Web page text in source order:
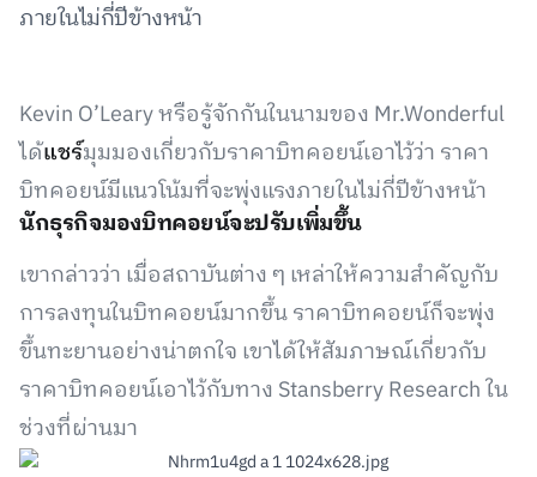
ภายในไม่กี่ปีข้างหน้า
Kevin O’Leary หรือรู้จักกันในนามของ Mr.Wonderful
ได้แชร์มุมมองเกี่ยวกับราคาบิทคอยน์เอาไว้ว่า ราคา
บิทคอยน์มีแนวโน้มที่จะพุ่งแรงภายในไม่กี่ปีข้างหน้า
นักธุรกิจมองบิทคอยน์จะปรับเพิ่มขึ้น
เขากล่าวว่า เมื่อสถาบันต่าง ๆ เหล่าให้ความสำคัญกับ
การลงทุนในบิทคอยน์มากขึ้น ราคาบิทคอยน์ก็จะพุ่ง
ขึ้นทะยานอย่างน่าตกใจ เขาได้ให้สัมภาษณ์เกี่ยวกับ
ราคาบิทคอยน์เอาไว้กับทาง Stansberry Research ใน
ช่วงที่ผ่านมา